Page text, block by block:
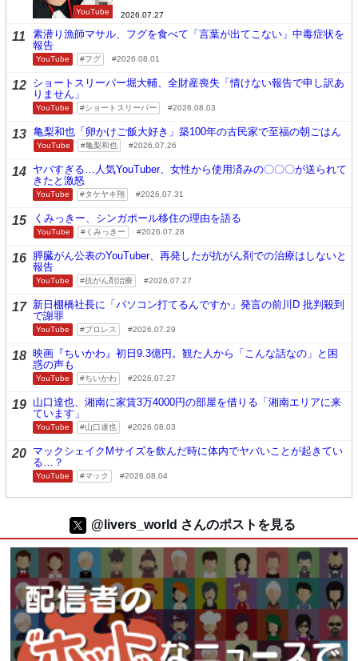
YouTube 2026.07.27
11
素潜り漁師マサル、フグを食べて「言葉が出てこない」中毒症状を
報告
YouTube フグ 2026.08.01
12 ショートスリーパー堀大輔、全財産喪失「情けない報告で申し訳あ
りません」
YouTube ショートスリーパー 2026.08.03
13 亀梨和也「卵かけご飯大好き」築100年の古民家で至福の朝ごはん
YouTube 亀梨和也 2026.07.26
14 ヤバすぎる…人気YouTuber、女性から使用済みの〇〇〇が送られて
きたと激怒
YouTube タケヤキ翔 2026.07.31
15 くみっきー、シンガポール移住の理由を語る
YouTube くみっきー 2026.07.28
16 膵臓がん公表のYouTuber、再発したが抗がん剤での治療はしないと
報告
YouTube 抗がん剤治療 2026.07.27
17 新日棚橋社長に「パソコン打てるんですか」発言の前川D 批判殺到
で謝罪
YouTube プロレス 2026.07.29
18 映画『ちいかわ』初日9.3億円。観た人から「こんな話なの」と困
惑の声も
YouTube ちいかわ 2026.07.27
19 山口達也、湘南に家賃3万4000円の部屋を借りる「湘南エリアに来
ています」
YouTube 山口達也 2026.08.03
20 マックシェイクMサイズを飲んだ時に体内でヤバいことが起きてい
る…？
YouTube マック 2026.08.04
@livers_world さんのポストを見る